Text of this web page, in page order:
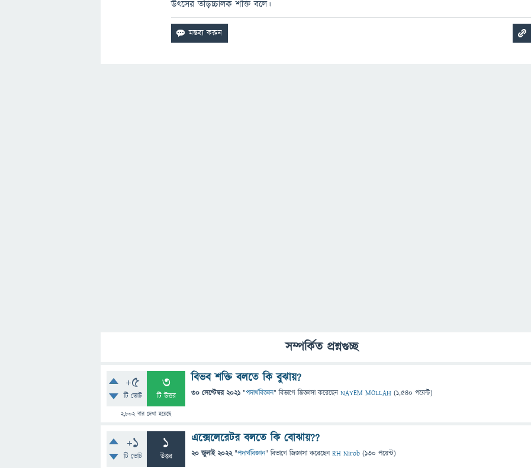
উৎসের তড়িচ্চালক শক্তি বলে।
সম্পর্কিত প্রশ্নগুচ্ছ
+5
টি ভোট
3
টি উত্তর
2,802বার দেখা হয়েছে
বিভব শক্তি বলতে কি বুঝায়?
30 সেপ্টেম্বর 2021 "পদার্থবিজ্ঞান" বিভাগে জিজ্ঞাসাকরেছেনNAYEM MOLLAH (1,540 পয়েন্ট)
+1
টি ভোট
1
উত্তর
এক্সেলেরেটর বলতে কি বোঝায়??
20 জুলাই 2022 "পদার্থবিজ্ঞান" বিভাগে জিজ্ঞাসাকরেছেনRH Nirob (130 পয়েন্ট)